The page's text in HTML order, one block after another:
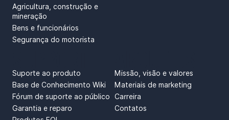
Agricultura, construção e
mineração
Bens e funcionários
Segurança do motorista
Missão, visão e valores
Materiais de marketing
Carreira
Contatos
Suporte ao produto
Base de Conhecimento Wiki
Fórum de suporte ao público
Garantia e reparo